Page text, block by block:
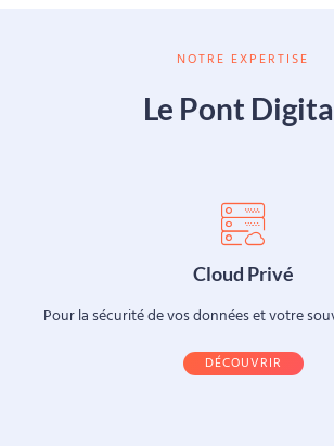
NOTRE EXPERTISE
Le Pont
Cloud Privé
Pour la sécurité de vos données et votre
DÉCOUVRIR